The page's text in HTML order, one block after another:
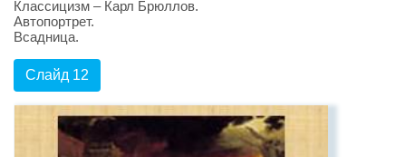
Классицизм – Карл Брюллов.
Автопортрет.
Всадница.
Слайд 12